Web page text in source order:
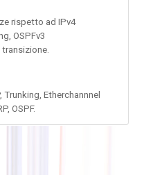
rispetto ad IPv4
OSPFv3
Etherchannnel
OSPF.